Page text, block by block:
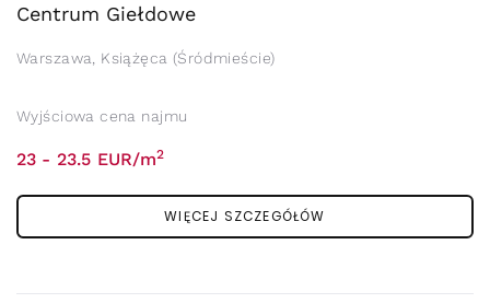
Centrum Giełdowe
Warszawa, Książęca (Śródmieście)
Wyjściowa cena najmu
23 - 23.5 EUR/m2
WIĘCEJ SZCZEGÓŁÓW